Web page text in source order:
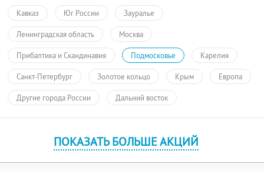
Кавказ Юг России Зауралье
Ленинградская область Москва
Прибалтика и Скандинавия Подмосковье Карелия
Санкт-Петербург Золотое кольцо Крым Европа
Другие города России Дальний восток
ПОКАЗАТЬ БОЛЬШЕ АКЦИЙ